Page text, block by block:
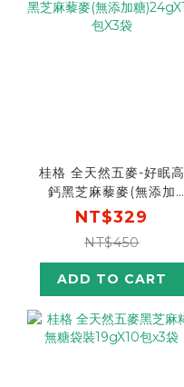
桂格 全天然五麥-好眠高
鈣黑芝麻藜麥(無添加
糖)24gX10包X3袋
NT$329
NT$450
ADD TO CART